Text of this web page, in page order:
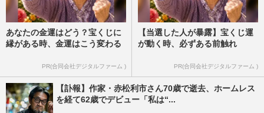
あなたの金運はどう？宝くじに
縁がある時、金運はこう変わる
PR(合同会社デジタルファーム )
【当選した人が暴露】宝くじ運
が動く時、必ずある前触れ
PR(合同会社デジタルファーム )
【訃報】作家・赤松利市さん70歳で逝去、ホームレス
を経て62歳でデビュー「私は“...